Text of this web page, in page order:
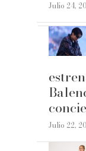
Julio 24,
Julio 22,